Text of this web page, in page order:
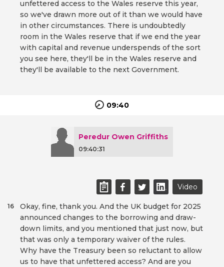
unfettered access to the Wales reserve this year,
so we've drawn more out of it than we would have
in other circumstances. There is undoubtedly
room in the Wales reserve that if we end the year
with capital and revenue underspends of the sort
you see here, they'll be in the Wales reserve and
they'll be available to the next Government.
09:40
Peredur Owen Griffiths
09:40:31
Video
Okay, fine, thank you. And the UK budget for 2025
announced changes to the borrowing and draw-
down limits, and you mentioned that just now, but
that was only a temporary waiver of the rules.
Why have the Treasury been so reluctant to allow
us to have that unfettered access? And are you
16